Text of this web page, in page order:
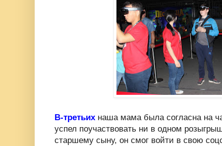
В-третьих наша мама была согласна на
успел поучаствовать ни в одном
старшему сыну, он смог войти в свою